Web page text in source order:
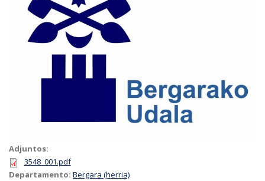
Adjuntos:
3548_001.pdf
Departamento: Bergara (herria)